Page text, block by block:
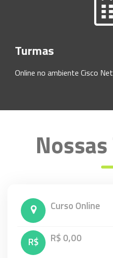
Turmas
Online no ambiente Cisco
Curso Online
R$ R$ 0,00